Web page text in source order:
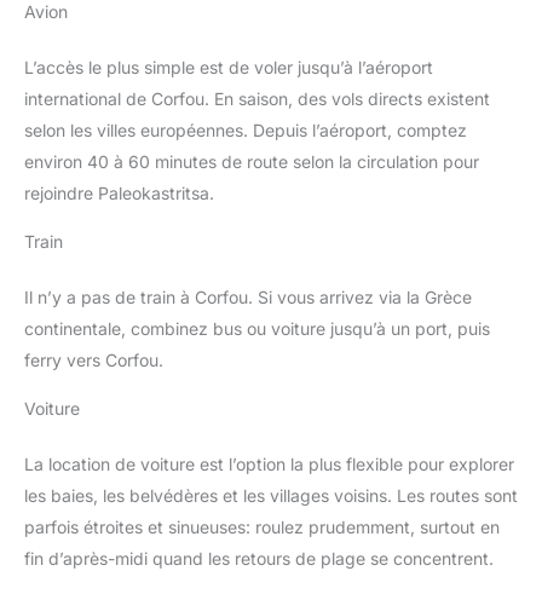
Avion
L’accès le plus simple est de voler jusqu’à l’aéroport
international de Corfou. En saison, des vols directs existent
selon les villes européennes. Depuis l’aéroport, comptez
environ 40 à 60 minutes de route selon la circulation pour
rejoindre Paleokastritsa.
Train
Il n’y a pas de train à Corfou. Si vous arrivez via la Grèce
continentale, combinez bus ou voiture jusqu’à un port, puis
ferry vers Corfou.
Voiture
La location de voiture est l’option la plus flexible pour explorer
les baies, les belvédères et les villages voisins. Les routes sont
parfois étroites et sinueuses: roulez prudemment, surtout en
fin d’après-midi quand les retours de plage se concentrent.